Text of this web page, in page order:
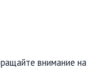
внимание на